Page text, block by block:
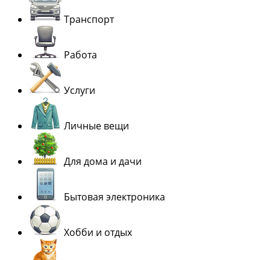
Транспорт
Работа
Услуги
Личные вещи
Для дома и дачи
Бытовая электроника
Хобби и отдых